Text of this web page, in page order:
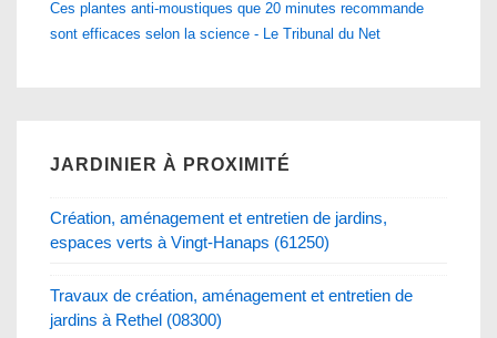
Ces plantes anti-moustiques que 20 minutes recommande
sont efficaces selon la science - Le Tribunal du Net
JARDINIER À PROXIMITÉ
Création, aménagement et entretien de jardins,
espaces verts à Vingt-Hanaps (61250)
Travaux de création, aménagement et entretien de
jardins à Rethel (08300)